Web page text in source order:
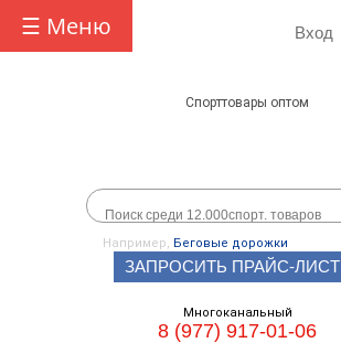
☰ Меню Вход
Спорттовары оптом
Например, Беговые дорожки
ЗАПРОСИТЬ ПРАЙС-ЛИСТ
Многоканальный
8 (977) 917-01-06